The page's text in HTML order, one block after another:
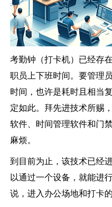
考勤钟（打卡机）已经存
职员上下班时间。要管理
时间，也许是耗时且相当
定如此。拜先进技术所赐
软件、时间管理软件和门
麻烦。
到目前为止，该技术已经
以通过一个设备，就能进
说，进入办公场地和打卡